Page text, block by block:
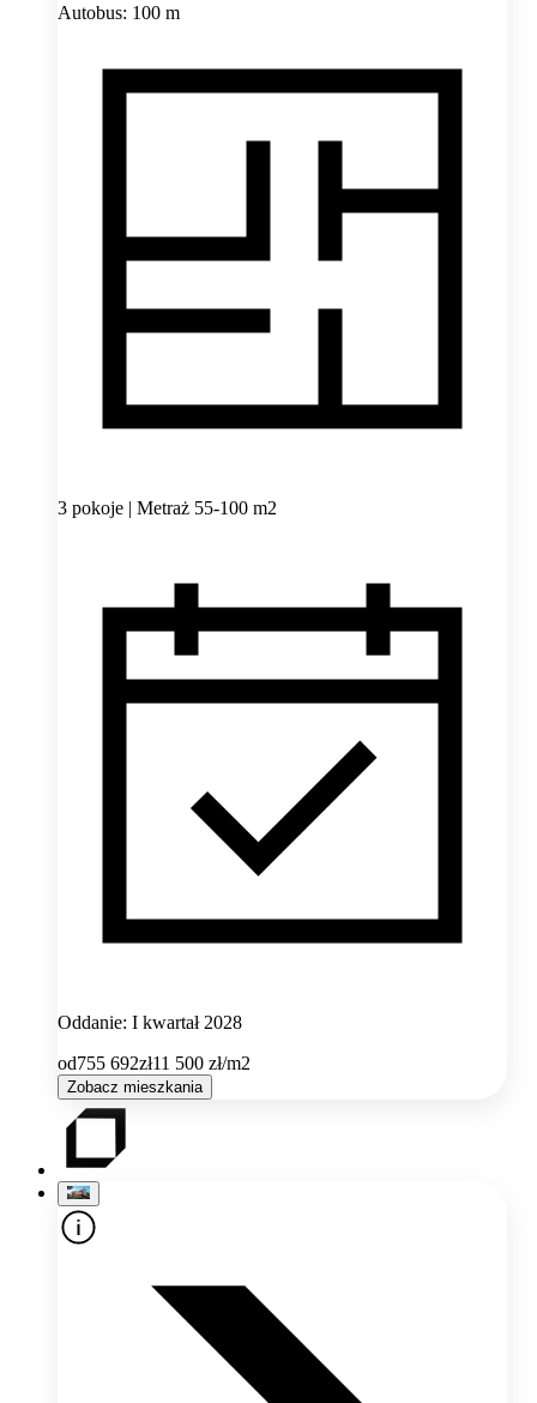
Autobus: 100 m
3 pokoje | Metraż 55-100 m2
Oddanie: I kwartał 2028
od755 692zł11 500 zł/m2
Zobacz mieszkania